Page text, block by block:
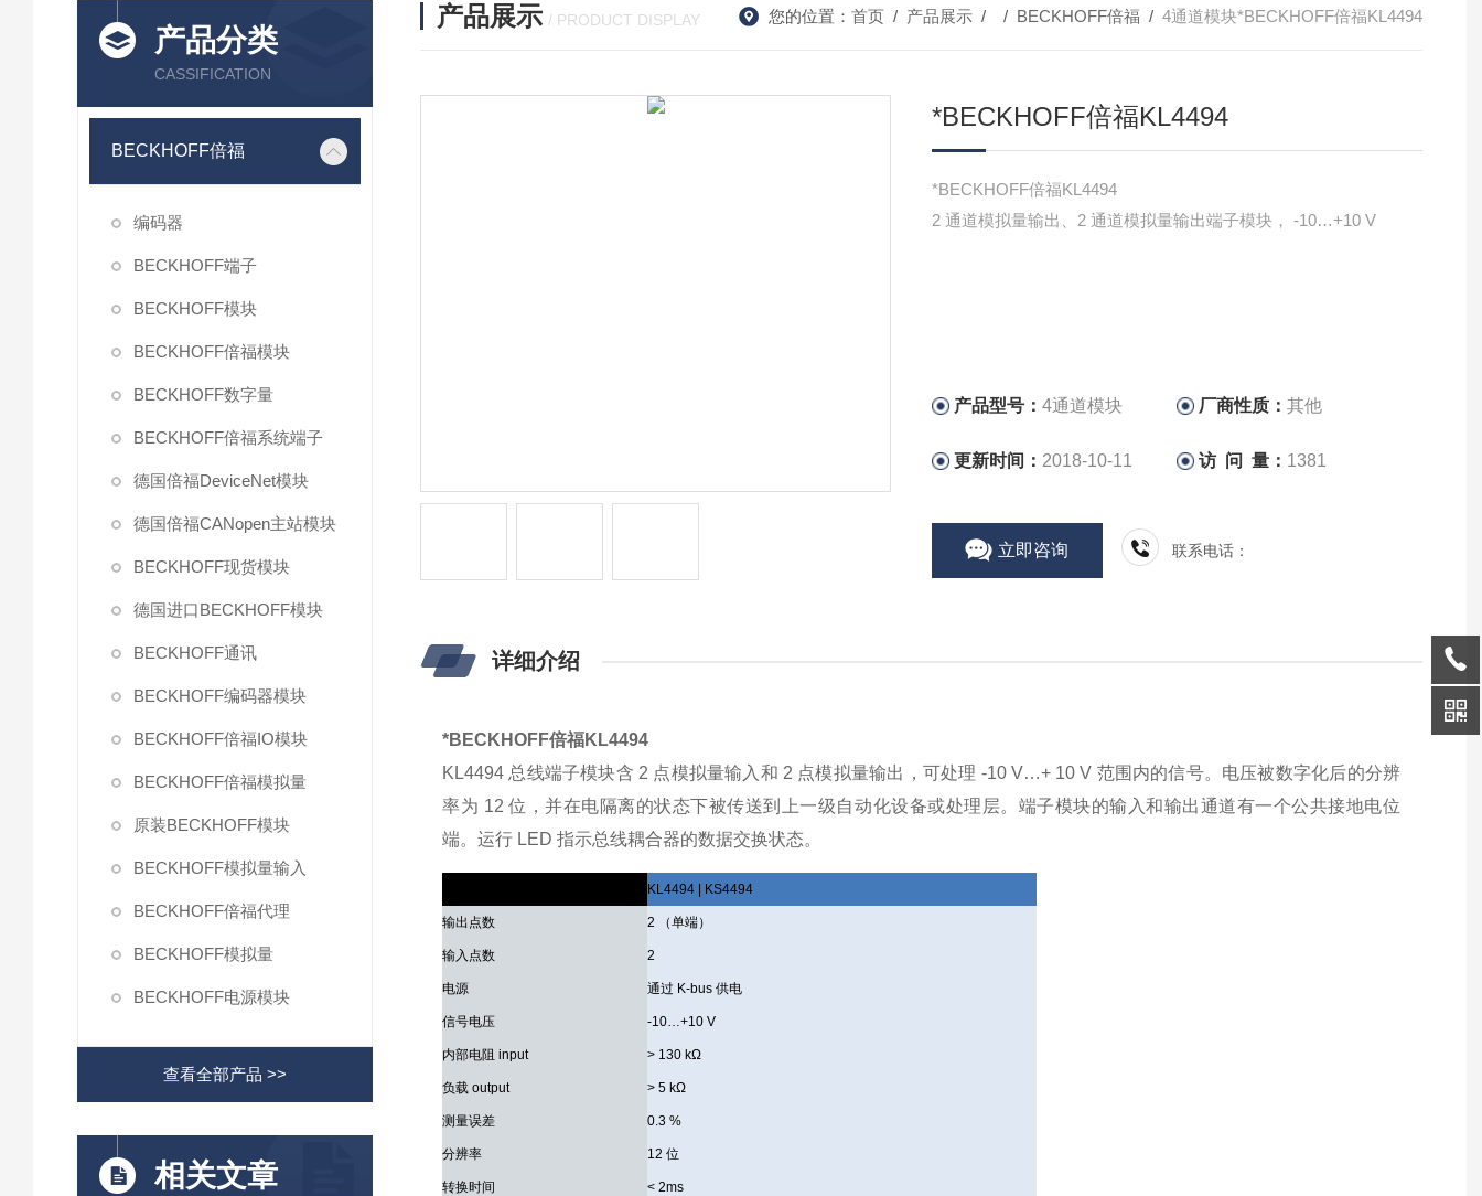
产品分类
CASSIFICATION
BECKHOFF倍福
编码器
BECKHOFF端子
BECKHOFF模块
BECKHOFF倍福模块
BECKHOFF数字量
BECKHOFF倍福系统端子
德国倍福DeviceNet模块
德国倍福CANopen主站模块
BECKHOFF现货模块
德国进口BECKHOFF模块
BECKHOFF通讯
BECKHOFF编码器模块
BECKHOFF倍福IO模块
BECKHOFF倍福模拟量
原装BECKHOFF模块
BECKHOFF模拟量输入
BECKHOFF倍福代理
BECKHOFF模拟量
BECKHOFF电源模块
查看全部产品 >>
相关文章
产品展示 / PRODUCT DISPLAY 您的位置： 首页 / 产品展示 / / BECKHOFF倍福 / 4通道模块*BECKHOFF倍福KL4494
*BECKHOFF倍福KL4494
*BECKHOFF倍福KL4494
2 通道模拟量输出、2 通道模拟量输出端子模块， -10…+10 V
产品型号： 4通道模块 厂商性质：其他
更新时间： 2018-10-11 访 问 量： 1381
立即咨询 联系电话：
详细介绍
*BECKHOFF倍福KL4494
KL4494 总线端子模块含 2 点模拟量输入和 2 点模拟量输出，可处理 -10 V…+ 10 V 范围内的信号。电压被数字化后的分辨
率为 12 位，并在电隔离的状态下被传送到上一级自动化设备或处理层。端子模块的输入和输出通道有一个公共接地电位
端。运行 LED 指示总线耦合器的数据交换状态。
KL4494 | KS4494
输出点数 2 （单端）
输入点数 2
电源 通过 K-bus 供电
信号电压 -10…+10 V
内部电阻 input > 130 kΩ
负载 output > 5 kΩ
测量误差 0.3 %
分辨率 12 位
转换时间 < 2ms